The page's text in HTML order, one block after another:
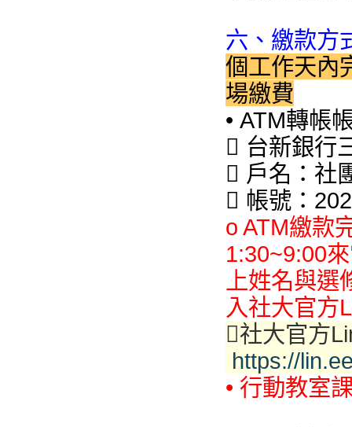
六、繳款方
個工作天內
場繳費
• ATM轉帳
 台新銀行
 戶名：社
 帳號：
o ATM繳款
1:30~9:00
上姓名與
入社大官方
社大官方
https://
• 行動教室